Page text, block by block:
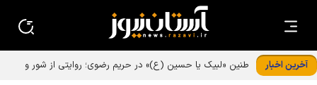
آخرین اخبار
طنین «لبیک یا حسین (ع)» در حریم رضوی؛ روایتی از شور و